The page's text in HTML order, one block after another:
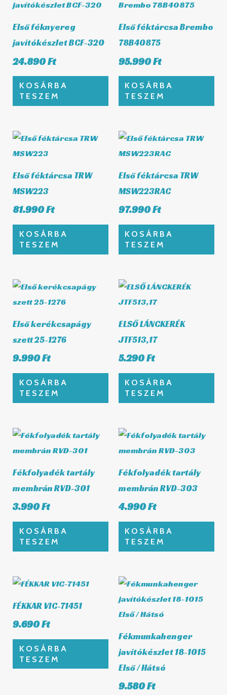
Első féknyereg
javítókészlet BCF-320
24.890Ft
KOSÁRBA
TESZEM
Első féktárcsa Brembo
78B40875
95.990Ft
KOSÁRBA
TESZEM
Első féktárcsa TRW
MSW223
81.990Ft
KOSÁRBA
TESZEM
Első féktárcsa TRW
MSW223RAC
97.990Ft
KOSÁRBA
TESZEM
Első kerékcsapágy
szett 25-1276
9.990Ft
KOSÁRBA
TESZEM
ELSŐ LÁNCKERÉK
JTF513,17
5.290Ft
KOSÁRBA
TESZEM
Fékfolyadék tartály
membrán RVD-301
3.990Ft
KOSÁRBA
TESZEM
Fékfolyadék tartály
membrán RVD-303
4.990Ft
KOSÁRBA
TESZEM
FÉKKAR VIC-71451
9.690Ft
KOSÁRBA
TESZEM
Fékmunkahenger
javítókészlet 18-1015
Első / Hátsó
9.580Ft